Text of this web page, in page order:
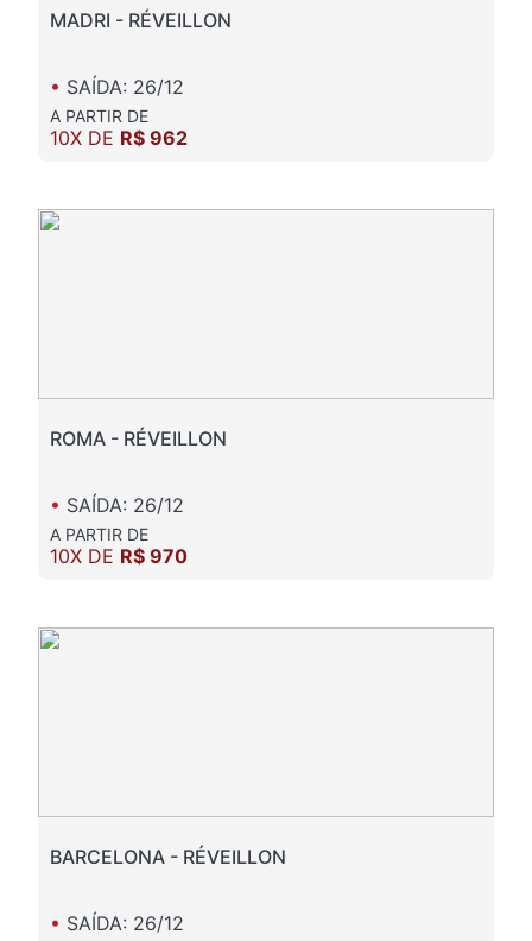
MADRI - RÉVEILLON
• SAÍDA: 26/12
A PARTIR DE
10X DE R$ 962
ROMA - RÉVEILLON
• SAÍDA: 26/12
A PARTIR DE
10X DE R$ 970
BARCELONA - RÉVEILLON
• SAÍDA: 26/12